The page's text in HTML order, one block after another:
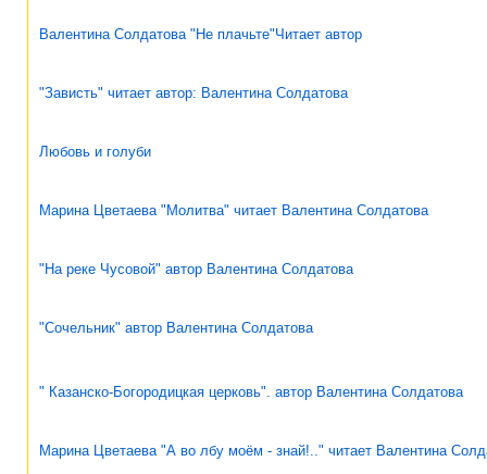
Валентина Солдатова "Не плачьте"Читает автор
"Зависть" читает автор: Валентина Солдатова
Любовь и голуби
Марина Цветаева "Молитва" читает Валентина Солдатова
"На реке Чусовой" автор Валентина Солдатова
"Сочельник" автор Валентина Солдатова
" Казанско-Богородицкая церковь". автор Валентина Солдатова
Марина Цветаева "А во лбу моём - знай!.." читает Валентина